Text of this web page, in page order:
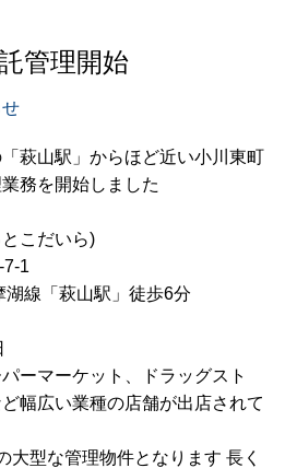
管理開始
萩山駅」からほど近い小川東町
務を開始しました
こだいら)
7-1
線「萩山駅」徒歩6分
ーマーケット、ドラッグスト
幅広い業種の店舗が出店されて
大型な管理物件となります 長く